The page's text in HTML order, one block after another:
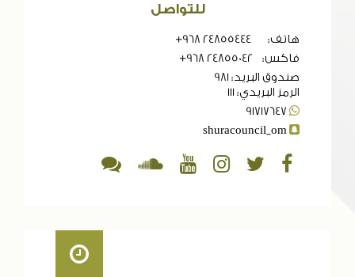
للتواصل
هاتف: 24855444 968+
فاكس: 24855042 968+
صندوق البريد: 981
الرمز البريدي: 111